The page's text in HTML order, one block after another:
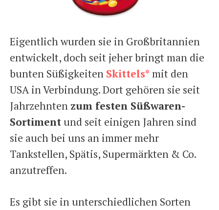
Eigentlich wurden sie in Großbritannien
entwickelt, doch seit jeher bringt man die
bunten Süßigkeiten Skittels* mit den
USA in Verbindung. Dort gehören sie seit
Jahrzehnten zum festen Süßwaren-
Sortiment und seit einigen Jahren sind
sie auch bei uns an immer mehr
Tankstellen, Spätis, Supermärkten & Co.
anzutreffen.
Es gibt sie in unterschiedlichen Sorten